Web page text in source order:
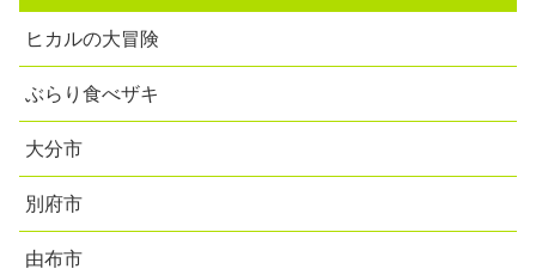
ヒカルの大冒険
ぶらり食べザキ
大分市
別府市
由布市